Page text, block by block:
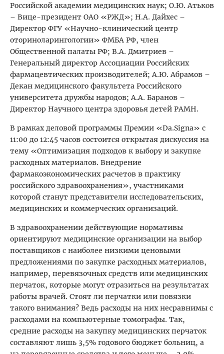
Российской академии медицинских наук; О.Ю. Атьков
– Вице-президент ОАО «РЖД»; Н.А. Дайхес –
Директор ФГУ «Научно-клинический центр
оториноларингологии» ФМБА РФ, член
Общественной палаты РФ; В.А. Дмитриев –
Генеральный директор Ассоциации Российских
фармацевтических производителей; А.Ю. Абрамов –
Декан медицинского факультета Российского
университета дружбы народов; А.А. Баранов –
Директор Научного центра здоровья детей РАМН.
В рамках деловой программы Премии «Da.Signa» с
11:00 до 12:45 часов состоится открытая дискуссия на
тему «Оптимизация подходов к выбору и закупке
расходных материалов. Внедрение
фармакоэкономических расчетов в практику
российского здравоохранения», участниками
которой станут представители исследовательских,
медицинских и коммерческих организаций.
В здравоохранении действующие нормативы
ориентируют медицинские организации на выбор
поставщиков с наиболее низкими ценовыми
предложениями по закупке расходных материалов,
например, перевязочных средств или медицинских
перчаток, которые могут отразиться на результатах
работы врачей. Стоят ли перчатки или повязки
такого внимания? Ведь расходы на них несравнимы с
расходами на компьютерные томографы. Так,
средние расходы на закупку медицинских перчаток
составляют лишь 3,5% годового бюджет больниц, а